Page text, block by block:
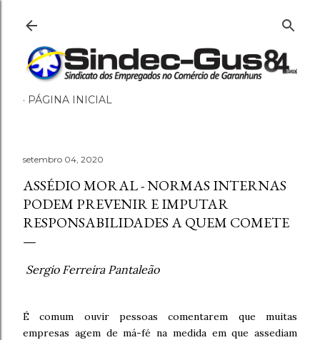
PÁGINA INICIAL
setembro 04, 2020
ASSÉDIO MORAL - NORMAS INTERNAS
PODEM PREVENIR E IMPUTAR
RESPONSABILIDADES A QUEM COMETE
Sergio Ferreira Pantaleão
É comum ouvir pessoas comentarem que muitas
empresas agem de má-fé na medida em que assediam